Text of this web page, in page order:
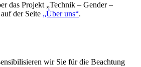
das Projekt „Technik – Gender –
der Seite „Über uns“.
wir Sie für die Beachtung